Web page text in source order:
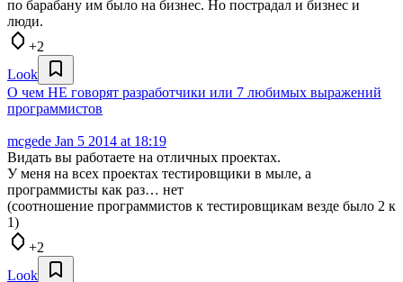
по барабану им было на бизнес. Но пострадал и бизнес и
люди.
+2
Look
О чем НЕ говорят разработчики или 7 любимых выражений
программистов
mcgede Jan 5 2014 at 18:19
Видать вы работаете на отличных проектах.
У меня на всех проектах тестировщики в мыле, а
программисты как раз… нет
(соотношение программистов к тестировщикам везде было 2 к
1)
+2
Look